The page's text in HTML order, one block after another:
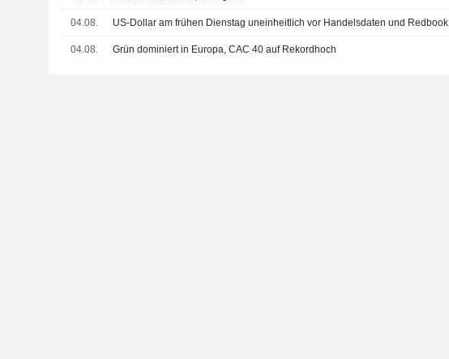
04.08. US-Dollar am frühen Dienstag uneinheitlich vor Handelsdaten und Redbook
04.08. Grün dominiert in Europa, CAC 40 auf Rekordhoch